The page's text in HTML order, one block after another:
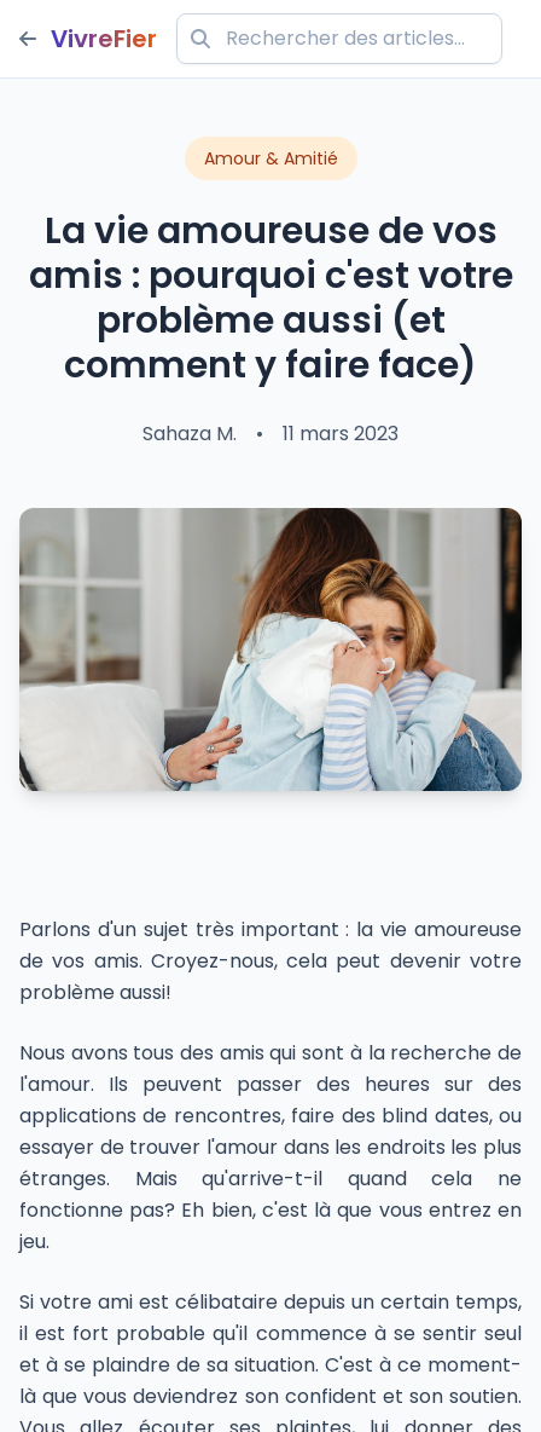
VivreFier
Amour & Amitié
La vie amoureuse de vos
amis : pourquoi c'est votre
problème aussi (et
comment y faire face)
Sahaza M. • 11 mars 2023
Parlons d'un sujet très important : la vie amoureuse
de vos amis. Croyez-nous, cela peut devenir votre
problème aussi!
Nous avons tous des amis qui sont à la recherche de
l'amour. Ils peuvent passer des heures sur des
applications de rencontres, faire des blind dates, ou
essayer de trouver l'amour dans les endroits les plus
étranges. Mais qu'arrive-t-il quand cela ne
fonctionne pas? Eh bien, c'est là que vous entrez en
jeu.
Si votre ami est célibataire depuis un certain temps,
il est fort probable qu'il commence à se sentir seul
et à se plaindre de sa situation. C'est à ce moment-
là que vous deviendrez son confident et son soutien.